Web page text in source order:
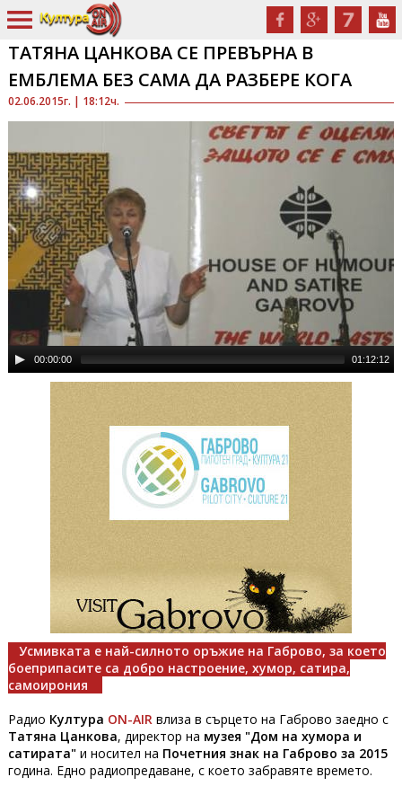
02.06.2015г. | 18:12ч.
ТАТЯНА ЦАНКОВА СЕ ПРЕВЪРНА В
ЕМБЛЕМА БЕЗ САМА ДА РАЗБЕРЕ КОГА
00:00:00 01:12:12
Усмивката е най-силното оръжие на Габрово, за което
боеприпасите са добро настроение, хумор, сатира,
самоирония
Радио Култура ON-AIRвлиза в сърцето на Габрово заедно с
Татяна Цанкова, директор на музея "Дом на хумора и
сатирата" и носител на Почетния знак на Габрово за 2015
година. Едно радиопредаване, с което забравяте времето.